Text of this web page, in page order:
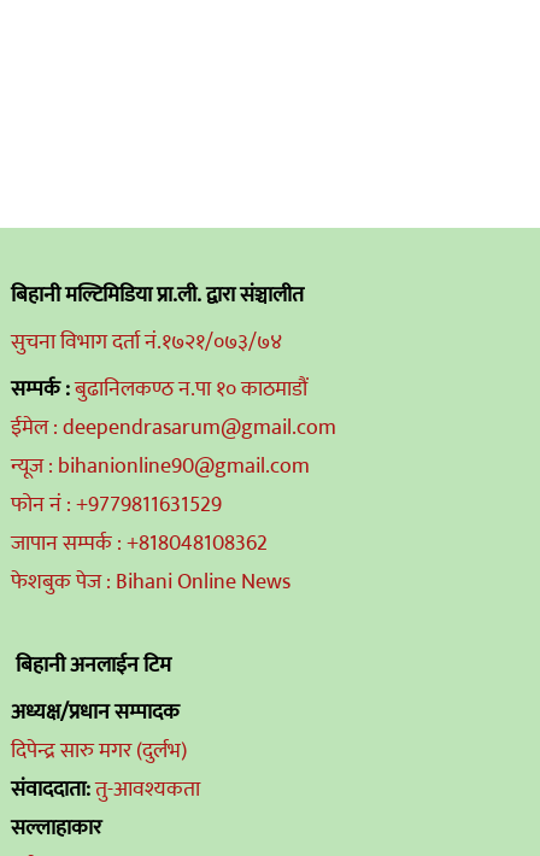
बिहानी मल्टिमिडिया प्रा.ली. द्वारा संञ्चालीत
सुचना विभाग दर्ता नं.१७२१/०७३/७४
सम्पर्क :बुढानिलकण्ठ न.पा १० काठमाडौं
ईमेल : deependrasarum@gmail.com
न्यूज : bihanionline90@gmail.com
फोन नं : +9779811631529
जापान सम्पर्क : +818048108362
फेशबुक पेज : Bihani Online News
बिहानी अनलाईन टिम
अध्यक्ष/प्रधान सम्पादक
दिपेन्द्र सारु मगर (दुर्लभ)
संवाददाता:तु-आवश्यकता
सल्लाहाकार